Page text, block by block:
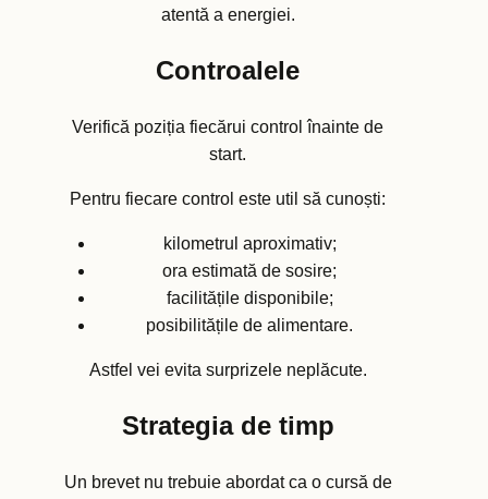
atentă a energiei.
Controalele
Verifică poziția fiecărui control înainte de
start.
Pentru fiecare control este util să cunoști:
kilometrul aproximativ;
ora estimată de sosire;
facilitățile disponibile;
posibilitățile de alimentare.
Astfel vei evita surprizele neplăcute.
Strategia de timp
Un brevet nu trebuie abordat ca o cursă de